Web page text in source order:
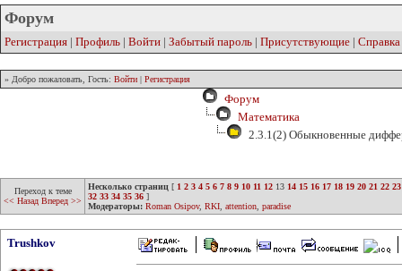
Форум
Регистрация | Профиль | Войти | Забытый пароль | Присутствующие | Справка
» Добро пожаловать, Гость: Войти | Регистрация
Форум
Математика
2.3.1(2) Обыкновенные
Переход к теме
<< Назад Вперед >>
Несколько страниц [ 1 2 3 4 5 6 7 8 9 10 11 12 13 14 15 16 17 18 19 20 21 22 23
32 33 34 35 36 ]
Модераторы: Roman Osipov, RKI attention paradise
Trushkov